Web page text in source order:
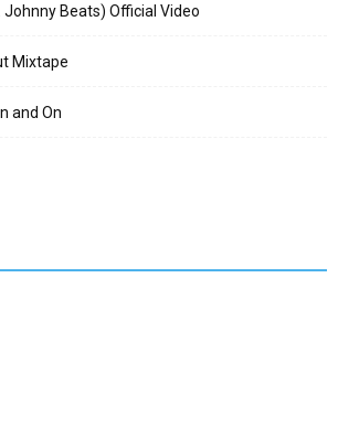
Beats) Official Video
Mixtape
and On